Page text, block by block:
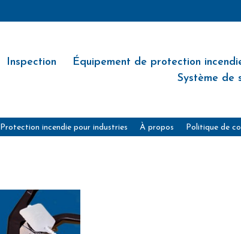
Inspection Équipement de protection
Système de
Protection incendie pour industries À propos Politique de